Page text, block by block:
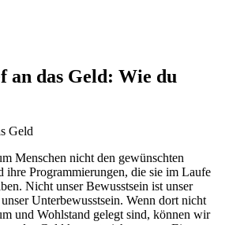
an das Geld: Wie du
Menschen nicht den gewünschten
ihre Programmierungen, die sie im Laufe
Nicht unser Bewusstsein ist unser
Unterbewusstsein. Wenn dort nicht
und Wohlstand gelegt sind, können wir